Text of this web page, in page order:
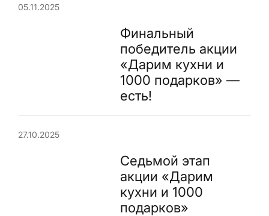
05.11.2025
Финальный
победитель акции
«Дарим кухни и
1000 подарков» —
есть!
27.10.2025
Седьмой этап
акции «Дарим
кухни и 1000
подарков»